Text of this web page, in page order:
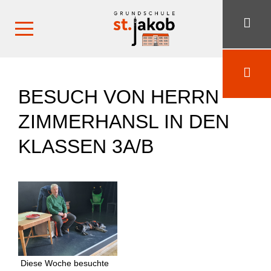
BESUCH VON HERRN
ZIMMERHANSL IN DEN
KLASSEN 3A/B
Diese Woche besuchte